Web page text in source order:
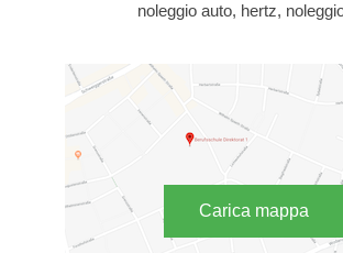
noleggio auto, hertz,
Carica mappa